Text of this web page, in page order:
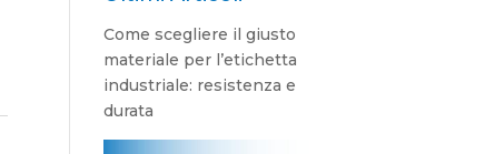
Come scegliere il giusto
materiale per l’etichetta
industriale: resistenza e
durata